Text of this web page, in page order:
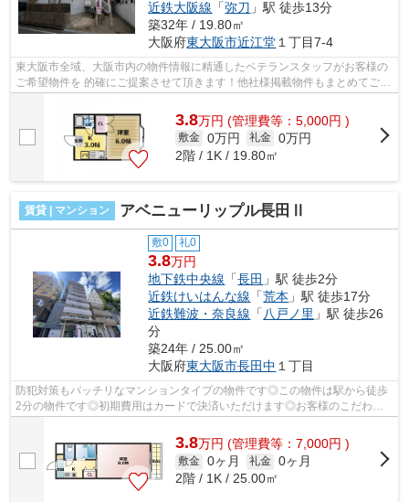
近鉄大阪線 「弥刀 」駅 徒歩13分
築32年 / 19.80㎡
大阪府東大阪市近江堂 １丁目7-4
東大阪市全域、大阪市内の物件情報に精通したベテランスタッフがお客様の
ご希望物件を 的確にご提案させて頂きます！他社様掲載物件もまとめてご紹
3.8万円 (管理費等：5,000円 )
敷金 0万円 礼金 0万円
2階 / 1K / 19.80㎡
賃貸 | マンション アベニューリップル長田Ⅱ
敷0 礼0
3.8万円
地下鉄中央線 「長田 」駅 徒歩2分
近鉄けいはんな線 「荒本 」駅 徒歩17分
近鉄難波・奈良線 「 八戸ノ里 」駅 徒歩26
分
築24年 / 25.00㎡
大阪府東大阪市長田中 １丁目
防犯対策もバッチリなマンションタイプの物件です◎この物件は駅から徒歩
2分の物件です◎初期費用はカードで決済いただけます◎お客様のこだわり
やニーズに合わせた物件をご紹介いたしま...
3.8万円 (管理費等：7,000円 )
敷金 0ヶ月 礼金 0ヶ月
2階 / 1K / 25.00㎡